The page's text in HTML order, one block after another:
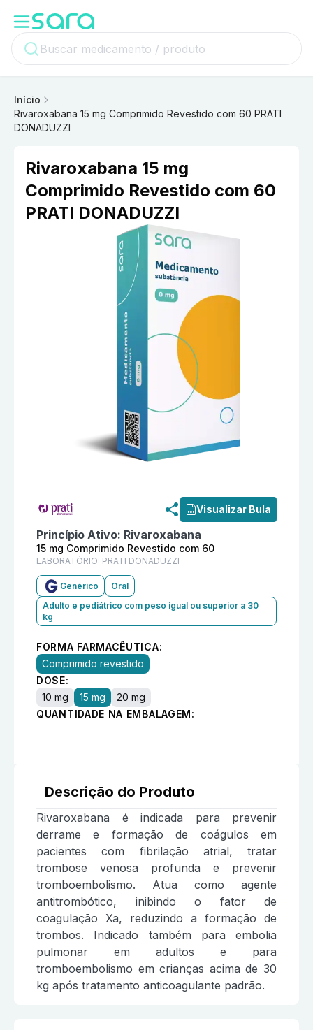
Início
Rivaroxabana 15 mg Comprimido Revestido com 60 PRATI
DONADUZZI
Rivaroxabana 15 mg
Comprimido Revestido com 60
PRATI DONADUZZI
Visualizar Bula
Princípio Ativo: Rivaroxabana
15 mg Comprimido Revestido com 60
LABORATÓRIO: PRATI DONADUZZI
Genérico
Oral
Adulto e pediátrico com peso igual ou superior a 30
kg
FORMA FARMACÊUTICA:
Comprimido revestido
DOSE:
10 mg
15 mg
20 mg
QUANTIDADE NA EMBALAGEM:
Descrição do Produto
Rivaroxabana é indicada para prevenir
derrame e formação de coágulos em
pacientes com fibrilação atrial, tratar
trombose venosa profunda e prevenir
tromboembolismo. Atua como agente
antitrombótico, inibindo o fator de
coagulação Xa, reduzindo a formação de
trombos. Indicado também para embolia
pulmonar em adultos e para
tromboembolismo em crianças acima de 30
kg após tratamento anticoagulante padrão.